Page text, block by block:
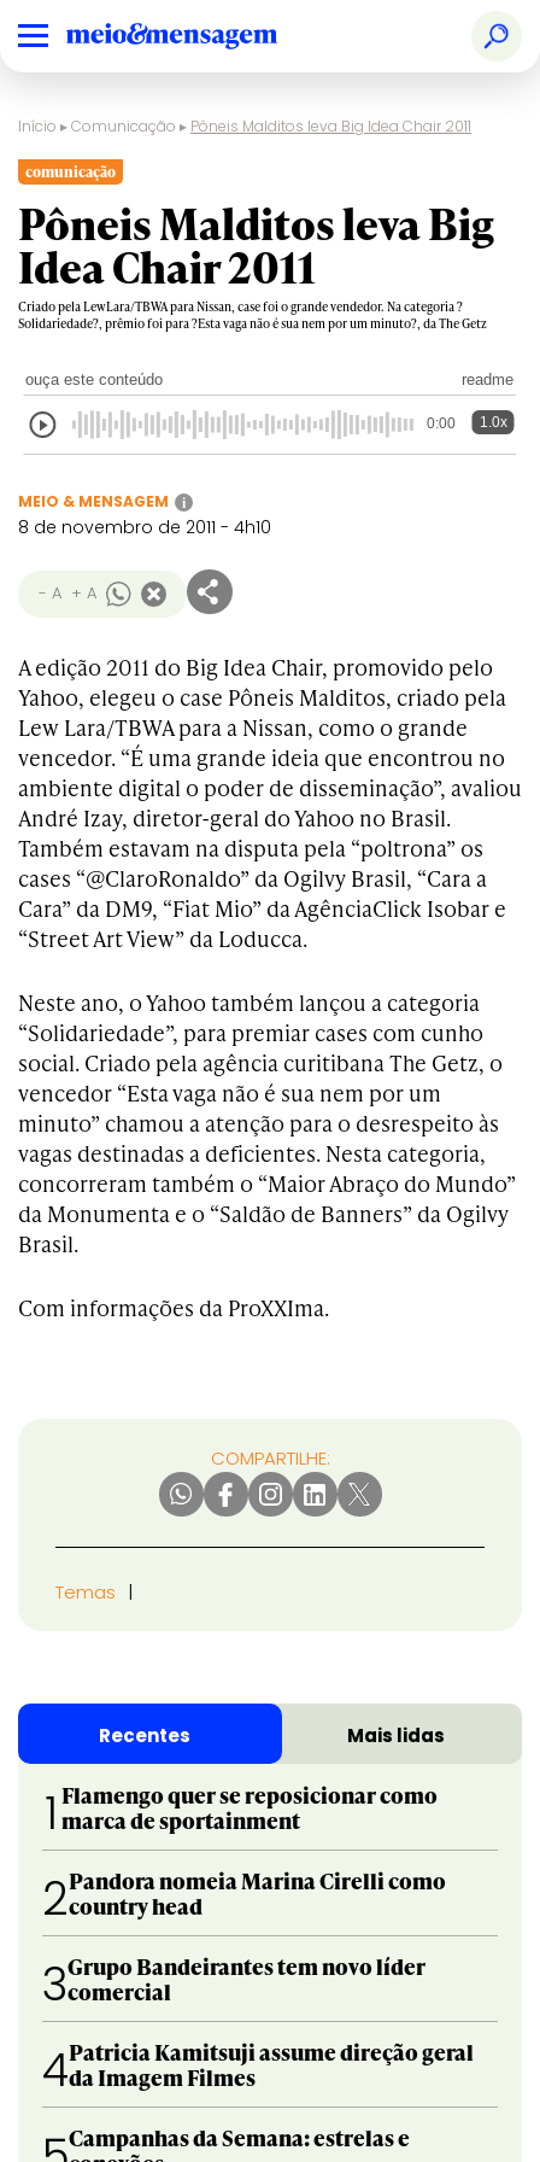
Início ▸Comunicação ▸ Pôneis Malditos leva Big Idea Chair 2011
comunicação
Pôneis Malditos leva Big
Idea Chair 2011
Criado pela LewLara/TBWA para Nissan, case foi o grande vendedor. Na categoria ?
Solidariedade?, prêmio foi para ?Esta vaga não é sua nem por um minuto?, da The Getz
ouça este conteúdo readme
0:00 1.0x
MEIO & MENSAGEM i
8 de novembro de 2011 - 4h10
- A + A
A edição 2011 do Big Idea Chair, promovido pelo
Yahoo, elegeu o case Pôneis Malditos, criado pela
Lew Lara/TBWA para a Nissan, como o grande
vencedor. “É uma grande ideia que encontrou no
ambiente digital o poder de disseminação”, avaliou
André Izay, diretor-geral do Yahoo no Brasil.
Também estavam na disputa pela “poltrona” os
cases “@ClaroRonaldo” da Ogilvy Brasil, “Cara a
Cara” da DM9, “Fiat Mio” da AgênciaClick Isobar e
“Street Art View” da Loducca.
Neste ano, o Yahoo também lançou a categoria
“Solidariedade”, para premiar cases com cunho
social. Criado pela agência curitibana The Getz, o
vencedor “Esta vaga não é sua nem por um
minuto” chamou a atenção para o desrespeito às
vagas destinadas a deficientes. Nesta categoria,
concorreram também o “Maior Abraço do Mundo”
da Monumenta e o “Saldão de Banners” da Ogilvy
Brasil.
Com informações da ProXXIma.
COMPARTILHE:
Temas
Recentes Mais lidas
1 Flamengo quer se reposicionar como
marca de sportainment
2Pandora nomeia Marina Cirelli como
country head
3Grupo Bandeirantes tem novo líder
comercial
4Patricia Kamitsuji assume direção geral
da Imagem Filmes
Campanhas da Semana: estrelas e